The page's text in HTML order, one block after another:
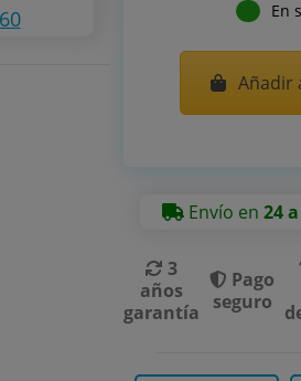
En
Añadir
Envío en24
3
años
garantía
Pago
seguro